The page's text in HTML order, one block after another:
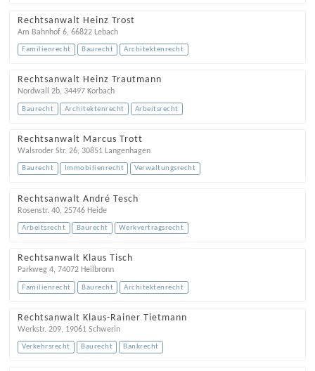
Rechtsanwalt Heinz Trost
Am Bahnhof 6, 66822 Lebach
Familienrecht Baurecht Architektenrecht
Rechtsanwalt Heinz Trautmann
Nordwall 2b, 34497 Korbach
Baurecht Architektenrecht Arbeitsrecht
Rechtsanwalt Marcus Trott
Walsroder Str. 26, 30851 Langenhagen
Baurecht Immobilienrecht Verwaltungsrecht
Rechtsanwalt André Tesch
Rosenstr. 40, 25746 Heide
Arbeitsrecht Baurecht Werkvertragsrecht
Rechtsanwalt Klaus Tisch
Parkweg 4, 74072 Heilbronn
Familienrecht Baurecht Architektenrecht
Rechtsanwalt Klaus-Rainer Tietmann
Werkstr. 209, 19061 Schwerin
Verkehrsrecht Baurecht Bankrecht